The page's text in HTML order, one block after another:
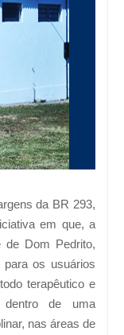
da BR 293,
em que, a
de Dom Pedrito,
para os usuários
terapêutico e
de uma
nas áreas de